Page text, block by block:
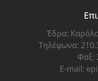
Έδρα:
Τηλέφωνα:
Φαξ:
E-mail: